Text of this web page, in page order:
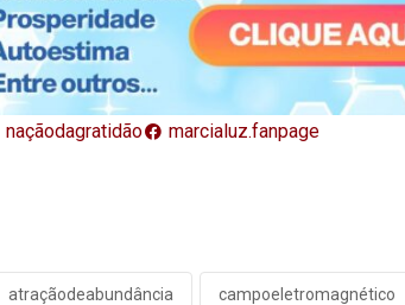
naçãodagratidão marcialuz.fanpage
atraçãodeabundância campoeletromagnético